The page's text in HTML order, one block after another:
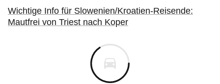
Wichtige Info für Slowenien/Kroatien-Reisende:
Mautfrei von Triest nach Koper